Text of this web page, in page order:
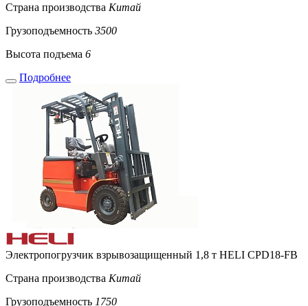
Страна производства Китай
Грузоподъемность 3500
Высота подъема 6
Подробнее
Электропогрузчик взрывозащищенный 1,8 т HELI CPD18-FB
Страна производства Китай
Грузоподъемность 1750